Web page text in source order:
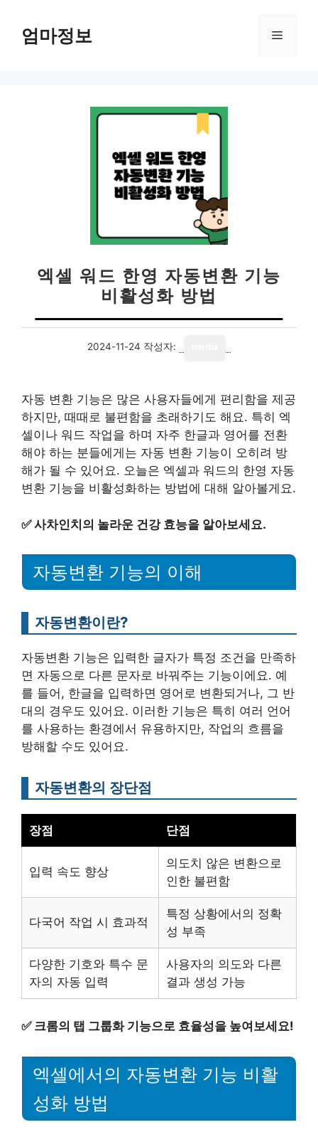
엄마정보 메
엑셀 워드 한영 자동변환 기능
비활성화 방법
2024-11-24 작성자:
자동 변환 기능은 많은 사용자들에게 편리함을 제공
하지만, 때때로 불편함을 초래하기도 해요. 특히 엑
셀이나 워드 작업을 하며 자주 한글과 영어를 전환
해야 하는 분들에게는 자동 변환 기능이 오히려 방
해가 될 수 있어요. 오늘은 엑셀과 워드의 한영 자동
변환 기능을 비활성화하는 방법에 대해 알아볼게요.
✅사차인치의 놀라운 건강 효능을 알아보세요.
자동변환 기능의 이해
자동변환이란?
자동변환 기능은 입력한 글자가 특정 조건을 만족하
면 자동으로 다른 문자로 바꿔주는 기능이에요. 예
를 들어, 한글을 입력하면 영어로 변환되거나, 그 반
대의 경우도 있어요. 이러한 기능은 특히 여러 언어
를 사용하는 환경에서 유용하지만, 작업의 흐름을
방해할 수도 있어요.
자동변환의 장단점
장점 단점
입력 속도 향상
의도치 않은 변환으로
인한 불편함
다국어 작업 시 효과적
특정 상황에서의 정확
성 부족
다양한 기호와 특수 문
자의 자동 입력
사용자의 의도와 다른
결과 생성 가능
✅ 크롬의 탭 그룹화 기능으로 효율성을 높여보세요!
엑셀에서의 자동변환 기능 비활
성화 방법